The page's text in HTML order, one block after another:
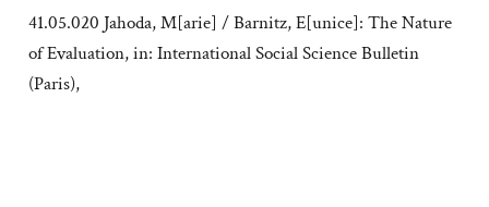
41.05.020 Jahoda, M[arie] / Barnitz, E[unice]: The Nature
of Evaluation, in: International Social Science Bulletin
(Paris),